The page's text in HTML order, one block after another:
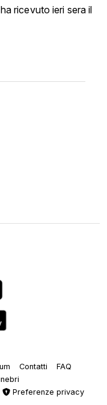
ricevuto ieri sera il
Contatti
FAQ
Preferenze privacy